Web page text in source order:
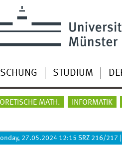
STUDIUM
MATH. INFORMATIK
27.05.2024 12:15 SRZ 216/217